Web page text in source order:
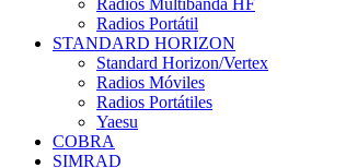
Radios Portátil
STANDARD HORIZON
Standard Horizon/Vertex
Radios Móviles
Radios Portátiles
Yaesu
COBRA
SIMRAD